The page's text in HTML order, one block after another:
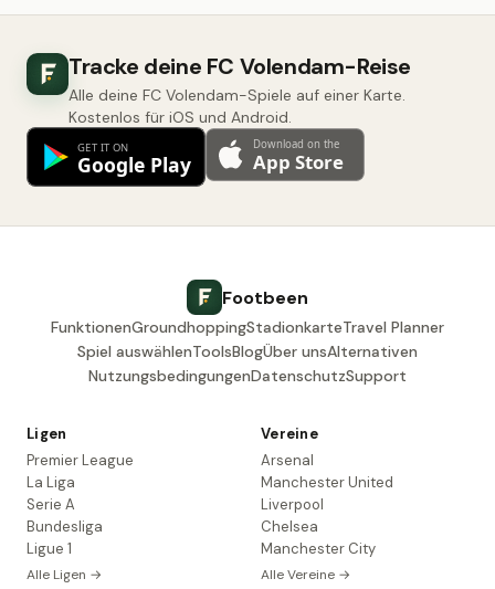
Tracke deine FC Volendam-Reise
Alle deine FC Volendam-Spiele auf einer Karte.
Kostenlos für iOS und Android.
Footbeen
FunktionenGroundhoppingStadionkarteTravel Planner
Spiel auswählenToolsBlogÜber unsAlternativen
NutzungsbedingungenDatenschutzSupport
Ligen
Premier League
La Liga
Serie A
Bundesliga
Ligue 1
Alle Ligen →
Vereine
Arsenal
Manchester United
Liverpool
Chelsea
Manchester City
Alle Vereine →